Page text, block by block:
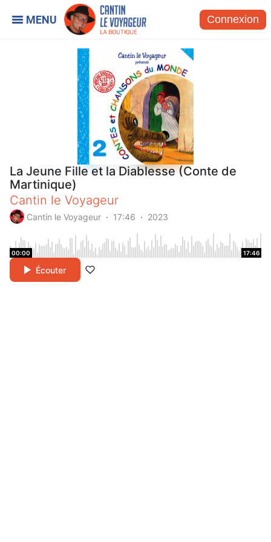
Connexion
La Jeune Fille et la Diablesse (Conte de
Martinique)
Cantin le Voyageur
Cantin le Voyageur 17:46 2023
00:00 17:46
Écouter